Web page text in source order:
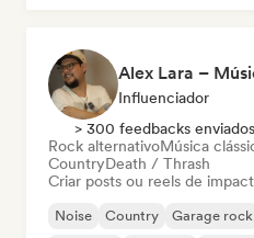
Influenciador
> 300 feedbacks enviados
Rock alternativoMúsica
CountryDeath / Thrash
Criar posts ou reels de
Noise Country Garage rock